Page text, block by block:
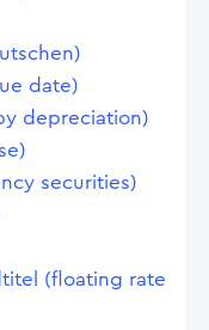
date)
depreciation)
securities)
(floating rate